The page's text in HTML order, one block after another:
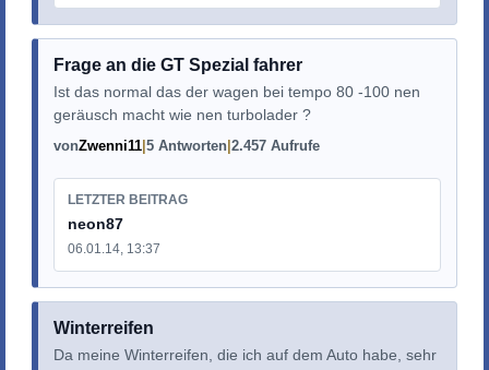
Frage an die GT Spezial fahrer
Ist das normal das der wagen bei tempo 80 -100 nen
geräusch macht wie nen turbolader ?
vonZwenni11 5 Antworten 2.457 Aufrufe
LETZTER BEITRAG
neon87
06.01.14, 13:37
Winterreifen
Da meine Winterreifen, die ich auf dem Auto habe, sehr